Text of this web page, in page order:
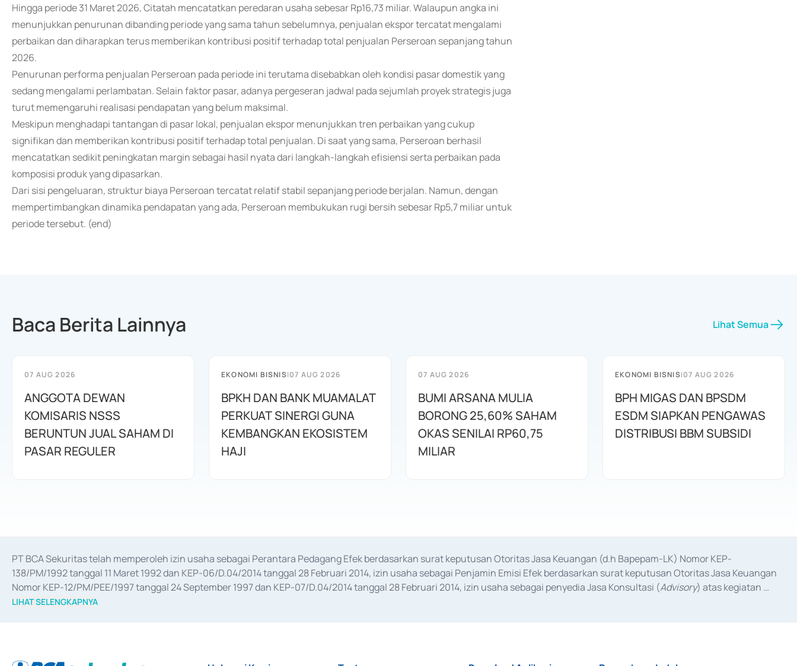
Hingga periode 31 Maret 2026, Citatah mencatatkan peredaran usaha sebesar Rp16,73 miliar. Walaupun angka ini
menunjukkan penurunan dibanding periode yang sama tahun sebelumnya, penjualan ekspor tercatat mengalami
perbaikan dan diharapkan terus memberikan kontribusi positif terhadap total penjualan Perseroan sepanjang tahun
2026.
Penurunan performa penjualan Perseroan pada periode ini terutama disebabkan oleh kondisi pasar domestik yang
sedang mengalami perlambatan. Selain faktor pasar, adanya pergeseran jadwal pada sejumlah proyek strategis juga
turut memengaruhi realisasi pendapatan yang belum maksimal.
Meskipun menghadapi tantangan di pasar lokal, penjualan ekspor menunjukkan tren perbaikan yang cukup
signifikan dan memberikan kontribusi positif terhadap total penjualan. Di saat yang sama, Perseroan berhasil
mencatatkan sedikit peningkatan margin sebagai hasil nyata dari langkah-langkah efisiensi serta perbaikan pada
komposisi produk yang dipasarkan.
Dari sisi pengeluaran, struktur biaya Perseroan tercatat relatif stabil sepanjang periode berjalan. Namun, dengan
mempertimbangkan dinamika pendapatan yang ada, Perseroan membukukan rugi bersih sebesar Rp5,7 miliar untuk
periode tersebut. (end)
Baca Berita Lainnya Lihat Semua
07 AUG 2026
ANGGOTA DEWAN
KOMISARIS NSSS
BERUNTUN JUAL SAHAM DI
PASAR REGULER
EKONOMI BISNIS|07 AUG 2026
BPKH DAN BANK MUAMALAT
PERKUAT SINERGI GUNA
KEMBANGKAN EKOSISTEM
HAJI
07 AUG 2026
BUMI ARSANA MULIA
BORONG 25,60% SAHAM
OKAS SENILAI RP60,75
MILIAR
EKONOMI BISNIS|07 AUG 2026
BPH MIGAS DAN BPSDM
ESDM SIAPKAN PENGAWAS
DISTRIBUSI BBM SUBSIDI
PT BCA Sekuritas telah memperoleh izin usaha sebagai Perantara Pedagang Efek berdasarkan surat keputusan Otoritas Jasa Keuangan (d.h Bapepam-LK) Nomor KEP-
138/PM/1992 tanggal 11 Maret 1992 dan KEP-06/D.04/2014 tanggal 28 Februari 2014, izin usaha sebagai Penjamin Emisi Efek berdasarkan surat keputusan Otoritas Jasa Keuangan
Nomor KEP-12/PM/PEE/1997 tanggal 24 September 1997 dan KEP-07/D.04/2014 tanggal 28 Februari 2014, izin usaha sebagai penyedia Jasa Konsultasi (Advisory) atas kegiatan
merger, akuisisi, divestasi, dan
LIHAT SELENGKAPNYA